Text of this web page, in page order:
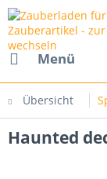
Menü
Übersicht
Haunted